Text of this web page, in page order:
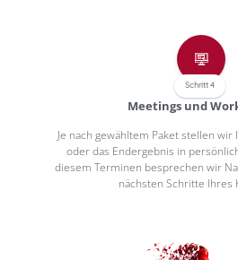
Meetings und
Je nach gewähltem Paket stellen
oder das Endergebnis in
diesem Terminen besprechen wir
nächsten Schritte Ihres
Schritt 4